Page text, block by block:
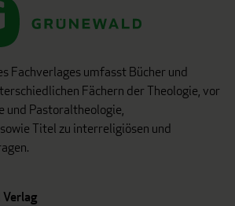
Fachverlages umfasst Bücher und
Fächern der Theologie, vor
und Pastoraltheologie,
Titel zu interreligiösen und